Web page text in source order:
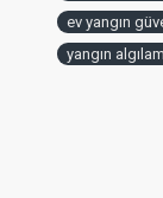
ev yangın
yangın